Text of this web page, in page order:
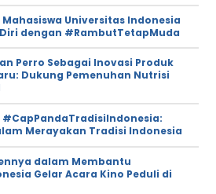
Mahasiswa Universitas Indonesia
dengan #RambutTetapMuda
Perro Sebagai Inovasi Produk
Dukung Pemenuhan Nutrisi
Merayakan Tradisi Indonesia
dalam Membantu
Gelar Acara Kino Peduli di